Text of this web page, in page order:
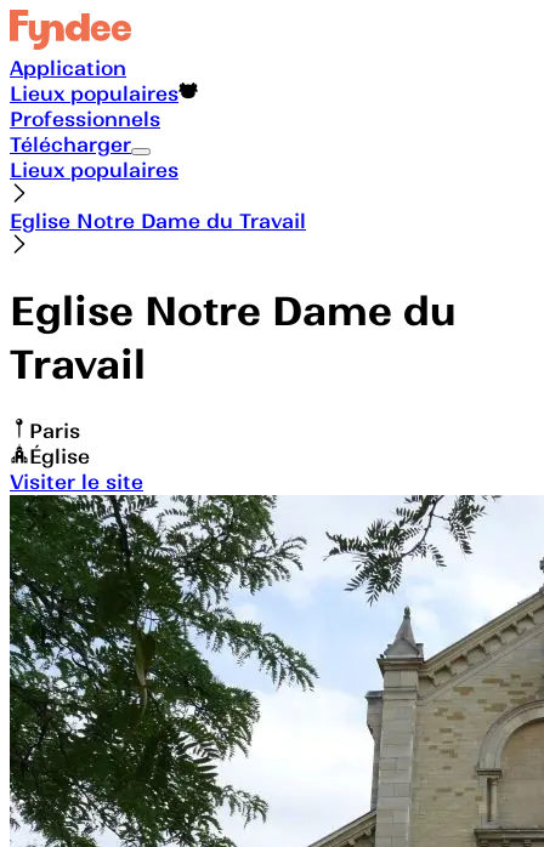
Application
Lieux populaires
Professionnels
Télécharger
Lieux populaires
Eglise Notre Dame du Travail
Eglise Notre Dame du
Travail
Paris
Église
Visiter le site